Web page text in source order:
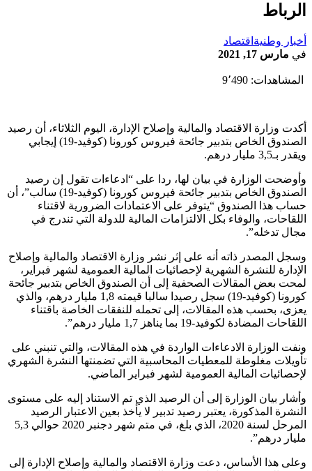
الرباط
أخبار وطنية اقتصاد
في مارس 17, 2021
المشاهدات: 9٬490
أكدت وزارة الاقتصاد والمالية وإصلاح الإدارة، اليوم الثلاثاء، أن رصيد
الصندوق الخاص بتدبير جائحة فيروس كورونا (كوفيد-19) إيجابي
ويقدر بـ3,5 مليار درهم.
وأوضحت الوزارة في بيان لها، ردا على “ادعاءات تقول إن رصيد
الصندوق الخاص بتدبير جائحة فيروس كورونا (كوفيد-19) سالب”، أن
حساب هذا الصندوق “يتوفر على الاعتمادات الضرورية لاقتناء
اللقاحات، والوفاء بكل الالتزامات المالية للدولة التي تندرج في
مجال تدخله”.
وسجل المصدر ذاته أنه على إثر نشر وزارة الاقتصاد والمالية وإصلاح
الإدارة للنشرة الشهرية لإحصائيات المالية العمومية لشهر فبراير،
لمحت بعض المقالات الصحفية إلى أن الصندوق الخاص بتدبير جائحة
كورونا (كوفيد-19) سجل رصيدا سالبا قيمته 1,8 مليار درهم، والذي
يعزى، بحسب هذه المقالات، إلى تحمله للنفقات الخاصة باقتناء
اللقاحات المضادة لكوفيد-19 بما يناهز 1,7 مليار درهم”.
ونفت الوزارة الادعاءات الواردة في هذه المقالات، والتي تنبني على
تأويلات مغلوطة للمعطيات المحاسبية التي تضمنتها النشرة الشهري
لإحصائيات المالية العمومية لشهر فبراير الماضي.
وأشار بيان الوزارة إلى أن الرصيد الذي تم الاستناد إليه على مستوى
النشرة المذكورة، يعتبر رصيد تدبير لا يأخذ بعين الاعتبار الرصيد
المرحل لسنة 2020، الذي بلغ، في متم شهر دجنبر 2020 حوالي 5,3
مليار درهم”.
وعلى هذا الأساس، دعت وزارة الاقتصاد والمالية وإصلاح الإدارة إلى